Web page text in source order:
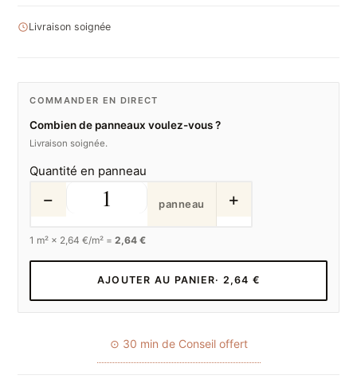
Livraison soignée
COMMANDER EN DIRECT
Combien de panneaux voulez-vous ?
Livraison soignée.
Quantité en panneau
− panneau +
1 m² × 2,64 €/m² =2,64 €
AJOUTER AU PANIER· 2,64 €
⊙ 30 min de Conseil offert